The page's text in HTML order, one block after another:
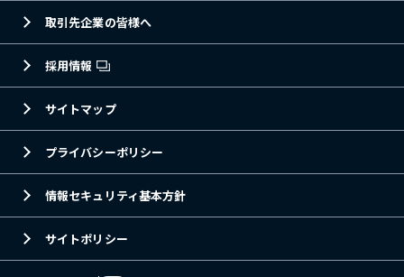
取引先企業の皆様へ
採用情報
サイトマップ
プライバシーポリシー
情報セキュリティ基本方針
サイトポリシー